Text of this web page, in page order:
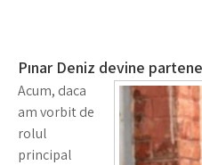
Pınar Deniz devine
Acum, daca
am vorbit de
rolul
principal